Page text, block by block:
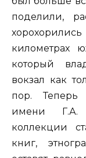
поделили,
километрах
который
вокзал как
пор. Теперь
имени Г.А.
коллекции
книг,